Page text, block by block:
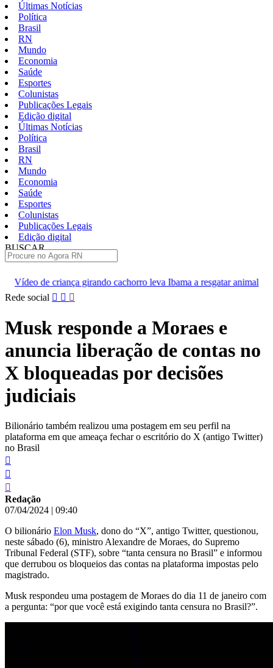
Últimas Notícias
Política
Brasil
RN
Mundo
Economia
Saúde
Esportes
Colunistas
Publicações Legais
Edição digital
Últimas Notícias
Política
Brasil
RN
Mundo
Economia
Saúde
Esportes
Colunistas
Publicações Legais
Edição digital
BUSCAR
cachorro leva Ibama a resgatar animal
[VÍDEO]
Pular
conteúdo
Rede social
Musk responde a Moraes e
anuncia liberação de contas no
X bloqueadas por decisões
judiciais
Bilionário também realizou uma postagem em seu perfil na
plataforma em que ameaça fechar o escritório do X (antigo Twitter)
no Brasil
Redação
07/04/2024 | 09:40
O bilionário Elon Musk, dono do “X”, antigo Twitter, questionou,
neste sábado (6), ministro Alexandre de Moraes, do Supremo
Tribunal Federal (STF), sobre “tanta censura no Brasil” e informou
que derrubou os bloqueios das contas na plataforma impostas pelo
magistrado.
Musk respondeu uma postagem de Moraes do dia 11 de janeiro com
a pergunta: “por que você está exigindo tanta censura no Brasil?”.